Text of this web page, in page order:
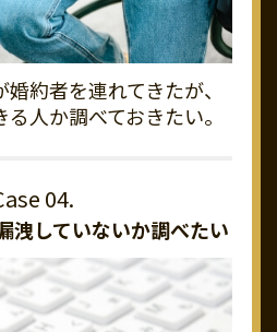
約者を連れてきたが、
人か調べておきたい。
洩していないか調べたい